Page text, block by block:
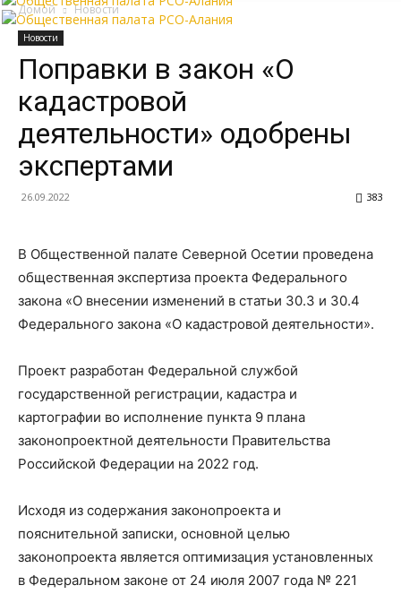
Домой Новости
Новости
Поправки в закон «О
кадастровой
деятельности» одобрены
экспертами
26.09.2022 383
В Общественной палате Северной Осетии проведена
общественная экспертиза проекта Федерального
закона «О внесении изменений в статьи 30.3 и 30.4
Федерального закона «О кадастровой деятельности».
Проект разработан Федеральной службой
государственной регистрации, кадастра и
картографии во исполнение пункта 9 плана
законопроектной деятельности Правительства
Российской Федерации на 2022 год.
Исходя из содержания законопроекта и
пояснительной записки, основной целью
законопроекта является оптимизация установленных
в Федеральном законе от 24 июля 2007 года № 221